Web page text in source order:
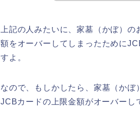
上記の人みたいに、家墓（かぼ）
額をオーバーしてしまったために
すよ。
なので、もしかしたら、家墓（かぼ
JCBカードの上限金額がオーバーし